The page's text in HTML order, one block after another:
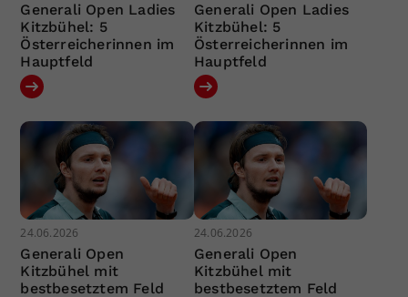
Generali Open Ladies
Kitzbühel: 5
Österreicherinnen im
Hauptfeld
Generali Open Ladies
Kitzbühel: 5
Österreicherinnen im
Hauptfeld
24.06.2026
Generali Open
Kitzbühel mit
bestbesetztem Feld
24.06.2026
Generali Open
Kitzbühel mit
bestbesetztem Feld